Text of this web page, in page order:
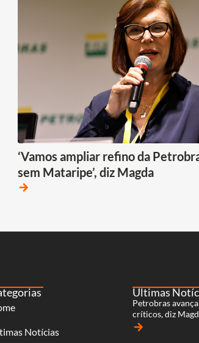
‘Vamos ampliar refino da
sem Mataripe’, diz Magda
arrow_forward
Notícias
Últimas
Petrobras
críticos, diz
arrow_forward